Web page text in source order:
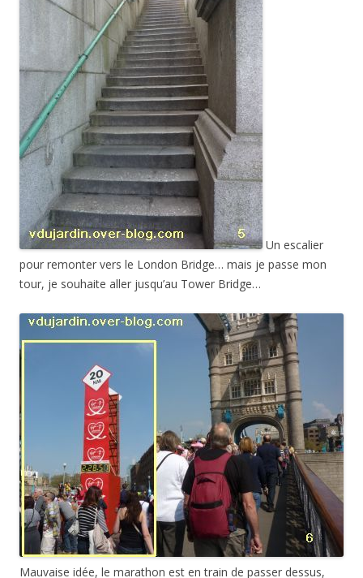
Un escalier
pour remonter vers le London Bridge… mais je passe mon
tour, je souhaite aller jusqu’au Tower Bridge…
Mauvaise idée, le marathon est en train de passer dessus,